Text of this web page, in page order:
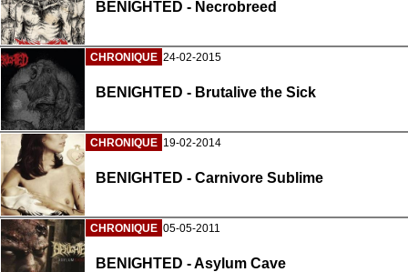
BENIGHTED - Necrobreed
CHRONIQUE 24-02-2015
BENIGHTED - Brutalive the Sick
CHRONIQUE 19-02-2014
BENIGHTED - Carnivore Sublime
CHRONIQUE 05-05-2011
BENIGHTED - Asylum Cave